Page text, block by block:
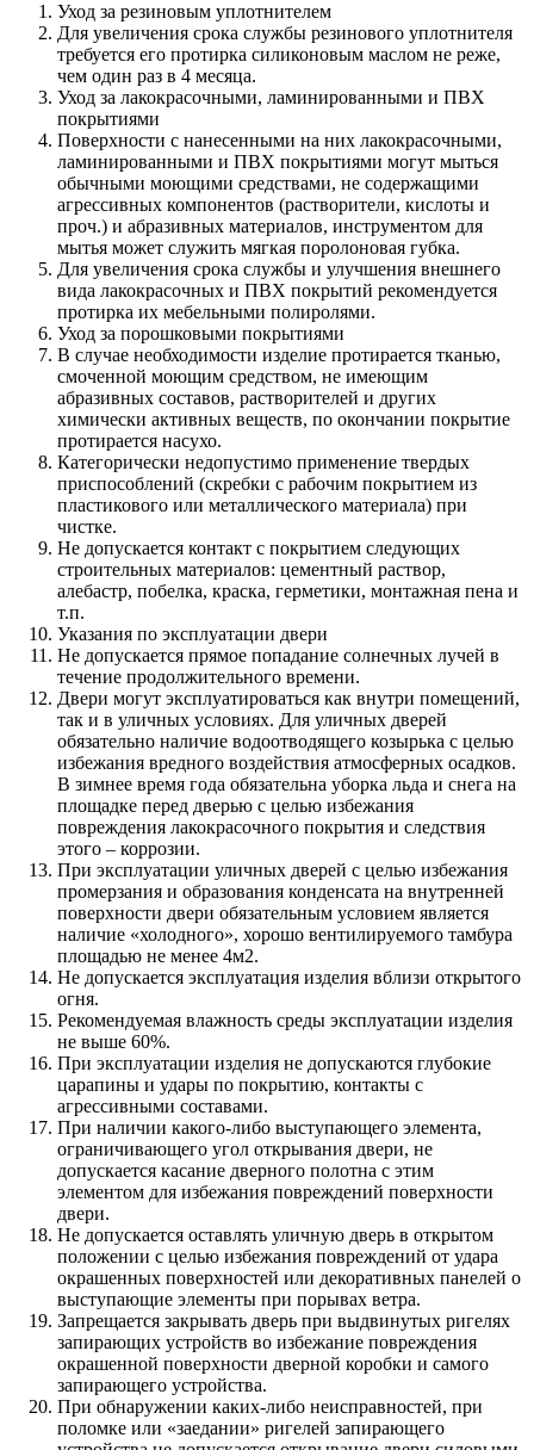
Уход за резиновым уплотнителем
Для увеличения срока службы резинового уплотнителя
требуется его протирка силиконовым маслом не реже,
чем один раз в 4 месяца.
Уход за лакокрасочными, ламинированными и ПВХ
покрытиями
Поверхности с нанесенными на них лакокрасочными,
ламинированными и ПВХ покрытиями могут мыться
обычными моющими средствами, не содержащими
агрессивных компонентов (растворители, кислоты и
проч.) и абразивных материалов, инструментом для
мытья может служить мягкая поролоновая губка.
Для увеличения срока службы и улучшения внешнего
вида лакокрасочных и ПВХ покрытий рекомендуется
протирка их мебельными полиролями.
Уход за порошковыми покрытиями
В случае необходимости изделие протирается тканью,
смоченной моющим средством, не имеющим
абразивных составов, растворителей и других
химически активных веществ, по окончании покрытие
протирается насухо.
Категорически недопустимо применение твердых
приспособлений (скребки с рабочим покрытием из
пластикового или металлического материала) при
чистке.
Не допускается контакт с покрытием следующих
строительных материалов: цементный раствор,
алебастр, побелка, краска, герметики, монтажная пена и
т.п.
Указания по эксплуатации двери
Не допускается прямое попадание солнечных лучей в
течение продолжительного времени.
Двери могут эксплуатироваться как внутри помещений,
так и в уличных условиях. Для уличных дверей
обязательно наличие водоотводящего козырька с целью
избежания вредного воздействия атмосферных осадков.
В зимнее время года обязательна уборка льда и снега на
площадке перед дверью с целью избежания
повреждения лакокрасочного покрытия и следствия
этого – коррозии.
При эксплуатации уличных дверей с целью избежания
промерзания и образования конденсата на внутренней
поверхности двери обязательным условием является
наличие «холодного», хорошо вентилируемого тамбура
площадью не менее 4м2.
Не допускается эксплуатация изделия вблизи открытого
огня.
Рекомендуемая влажность среды эксплуатации изделия
не выше 60%.
При эксплуатации изделия не допускаются глубокие
царапины и удары по покрытию, контакты с
агрессивными составами.
При наличии какого-либо выступающего элемента,
ограничивающего угол открывания двери, не
допускается касание дверного полотна с этим
элементом для избежания повреждений поверхности
двери.
Не допускается оставлять уличную дверь в открытом
положении с целью избежания повреждений от удара
окрашенных поверхностей или декоративных панелей о
выступающие элементы при порывах ветра.
Запрещается закрывать дверь при выдвинутых ригелях
запирающих устройств во избежание повреждения
окрашенной поверхности дверной коробки и самого
запирающего устройства.
При обнаружении каких-либо неисправностей, при
поломке или «заедании» ригелей запирающего